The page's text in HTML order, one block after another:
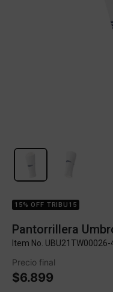
15% OFF TRIBU15
Pantorrillera
Item No. UBU21TW00026-
Precio final
$6.899